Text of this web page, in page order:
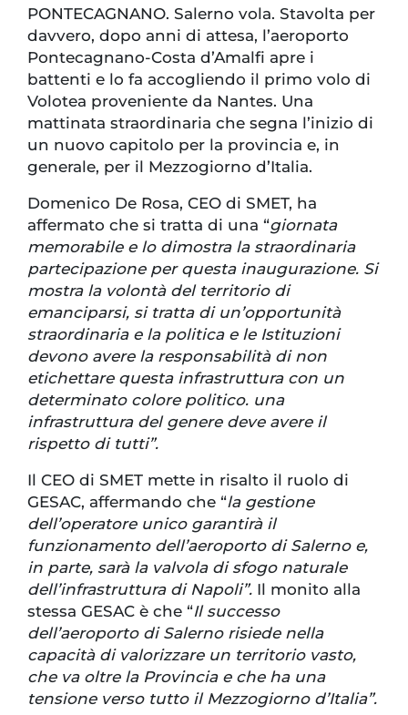
PONTECAGNANO. Salerno vola. Stavolta per
davvero, dopo anni di attesa, l’aeroporto
Pontecagnano-Costa d’Amalfi apre i
battenti e lo fa accogliendo il primo volo di
Volotea proveniente da Nantes. Una
mattinata straordinaria che segna l’inizio di
un nuovo capitolo per la provincia e, in
generale, per il Mezzogiorno d’Italia.
Domenico De Rosa, CEO di SMET, ha
affermato che si tratta di una “giornata
memorabile e lo dimostra la straordinaria
partecipazione per questa inaugurazione. Si
mostra la volontà del territorio di
emanciparsi, si tratta di un’opportunità
straordinaria e la politica e le Istituzioni
devono avere la responsabilità di non
etichettare questa infrastruttura con un
determinato colore politico. una
infrastruttura del genere deve avere il
rispetto di tutti”.
Il CEO di SMET mette in risalto il ruolo di
GESAC, affermando che “la gestione
dell’operatore unico garantirà il
funzionamento dell’aeroporto di Salerno e,
in parte, sarà la valvola di sfogo naturale
dell’infrastruttura di Napoli”. Il monito alla
stessa GESAC è che “Il successo
dell’aeroporto di Salerno risiede nella
capacità di valorizzare un territorio vasto,
che va oltre la Provincia e che ha una
tensione verso tutto il Mezzogiorno d’Italia”.